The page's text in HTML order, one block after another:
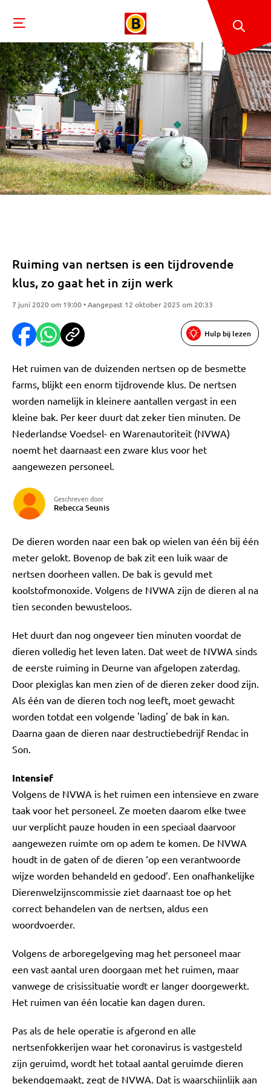
Ruiming van nertsen is een tijdrovende
klus, zo gaat het in zijn werk
7 juni 2020 om 19:00 • Aangepast 12 oktober 2025 om 20:33
Hulp bij lezen
Het ruimen van de duizenden nertsen op de besmette
farms, blijkt een enorm tijdrovende klus. De nertsen
worden namelijk in kleinere aantallen vergast in een
kleine bak. Per keer duurt dat zeker tien minuten. De
Nederlandse Voedsel- en Warenautoriteit (NVWA)
noemt het daarnaast een zware klus voor het
aangewezen personeel.
Geschreven door
Rebecca Seunis
De dieren worden naar een bak op wielen van één bij één
meter gelokt. Bovenop de bak zit een luik waar de
nertsen doorheen vallen. De bak is gevuld met
koolstofmonoxide. Volgens de NVWA zijn de dieren al na
tien seconden bewusteloos.
Het duurt dan nog ongeveer tien minuten voordat de
dieren volledig het leven laten. Dat weet de NVWA sinds
de eerste ruiming in Deurne van afgelopen zaterdag.
Door plexiglas kan men zien of de dieren zeker dood zijn.
Als één van de dieren toch nog leeft, moet gewacht
worden totdat een volgende 'lading' de bak in kan.
Daarna gaan de dieren naar destructiebedrijf Rendac in
Son.
Intensief
Volgens de NVWA is het ruimen een intensieve en zware
taak voor het personeel. Ze moeten daarom elke twee
uur verplicht pauze houden in een speciaal daarvoor
aangewezen ruimte om op adem te komen. De NVWA
houdt in de gaten of de dieren ‘op een verantwoorde
wijze worden behandeld en gedood’. Een onafhankelijke
Dierenwelzijnscommissie ziet daarnaast toe op het
correct behandelen van de nertsen, aldus een
woordvoerder.
Volgens de arboregelgeving mag het personeel maar
een vast aantal uren doorgaan met het ruimen, maar
vanwege de crisissituatie wordt er langer doorgewerkt.
Het ruimen van één locatie kan dagen duren.
Pas als de hele operatie is afgerond en alle
nertsenfokkerijen waar het coronavirus is vastgesteld
zijn geruimd, wordt het totaal aantal geruimde dieren
bekendgemaakt, zegt de NVWA. Dat is waarschijnlijk aan